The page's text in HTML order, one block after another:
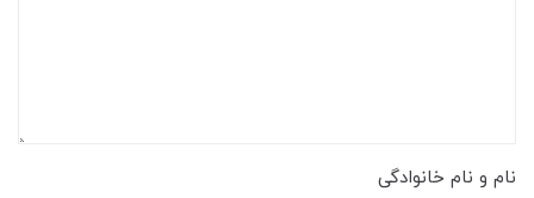
نام و نام خانوادگی